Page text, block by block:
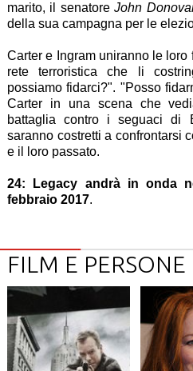
marito, il senatoreJohn
della sua campagna per le
Carter e Ingram uniranno le
rete terroristica che li
possiamo fidarci?". "Posso
Carter in una scena che
battaglia contro i seguaci di
saranno costretti a confrontarsi
e il loro passato.
24: Legacy andrà in onda
febbraio 2017.
FILM E PERSONE